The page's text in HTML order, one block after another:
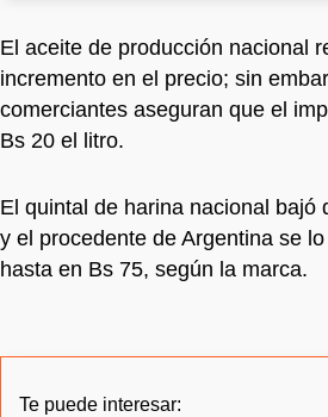
El aceite de producción nacional
incremento en el precio; sin
comerciantes aseguran que el
Bs 20 el litro.
El quintal de harina nacional bajó
y el procedente de Argentina se
hasta en Bs 75, según la marca.
Te puede interesar: